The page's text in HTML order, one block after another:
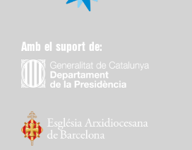
Amb el suport de: